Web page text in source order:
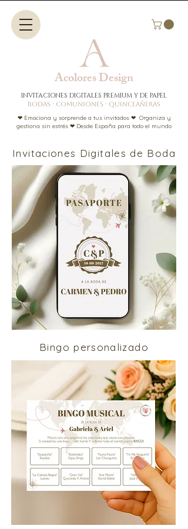
❤ Emociona y sorprende a tus invitados ❤ Organiza y
gestiona sin estrés ❤ Desde España para todo el mundo
INVITACIONES DIGITALES PREMIUM Y DE PAPEL
BODAS · COMUNIONES · QUINCEAÑERAS
Acolores Design​​
Invitaciones Digitales de Boda
Bingo personalizado